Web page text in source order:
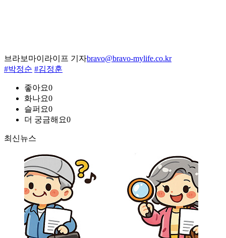
브라보마이라이프 기자bravo@bravo-mylife.co.kr
#박정순 #김정훈
좋아요0
화나요0
슬퍼요0
더 궁금해요0
최신뉴스